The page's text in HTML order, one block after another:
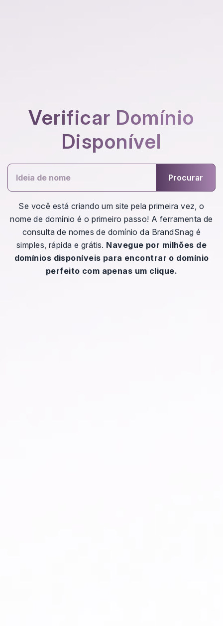
Verificar Domínio
Disponível
Se você está criando um site pela primeira vez, o
nome de domínio é o primeiro passo! A ferramenta de
consulta de nomes de domínio da BrandSnag é
simples, rápida e grátis. Navegue por milhões de
domínios disponíveis para encontrar o domínio
perfeito com apenas um clique.
Procurar